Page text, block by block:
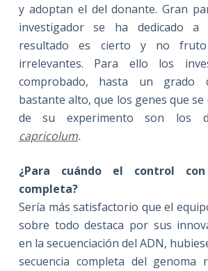
y adoptan el del donante. Gran
investigador se ha dedicado
resultado es cierto y no
irrelevantes. Para ello los
comprobado, hasta un grado
bastante alto, que los genes que
de su experimento son los
capricolum.
¿Para cuándo el control
completa?
Sería más satisfactorio que el
sobre todo destaca por sus
en la secuenciación del ADN,
secuencia completa del genoma